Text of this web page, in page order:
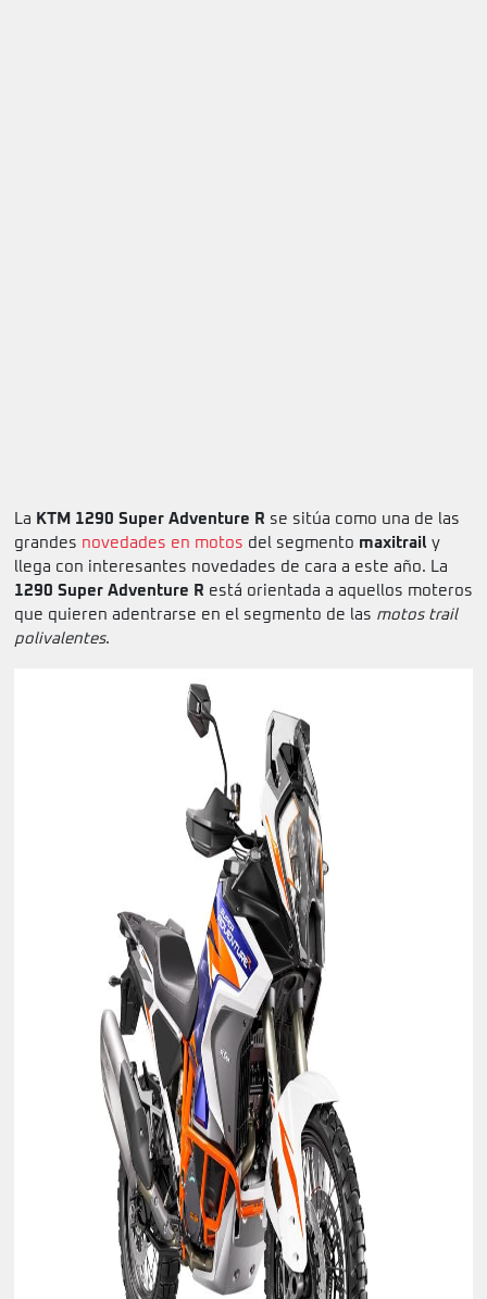
La KTM 1290 Super Adventure R se sitúa como una de las
grandes novedades en motos del segmento maxitrail y
llega con interesantes novedades de cara a este año. La
1290 Super Adventure R está orientada a aquellos moteros
que quieren adentrarse en el segmento de las motos trail
polivalentes.